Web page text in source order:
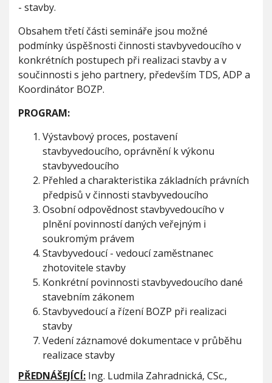
- stavby.
Obsahem třetí části semináře jsou možné
podmínky úspěšnosti činnosti stavbyvedoucího v
konkrétních postupech při realizaci stavby a v
součinnosti s jeho partnery, především TDS, ADP a
Koordinátor BOZP.
PROGRAM:
Výstavbový proces, postavení
stavbyvedoucího, oprávnění k výkonu
stavbyvedoucího
Přehled a charakteristika základních právních
předpisů v činnosti stavbyvedoucího
Osobní odpovědnost stavbyvedoucího v
plnění povinností daných veřejným i
soukromým právem
Stavbyvedoucí - vedoucí zaměstnanec
zhotovitele stavby
Konkrétní povinnosti stavbyvedoucího dané
stavebním zákonem
Stavbyvedoucí a řízení BOZP při realizaci
stavby
Vedení záznamové dokumentace v průběhu
realizace stavby
PŘEDNÁŠEJÍCÍ: Ing. Ludmila Zahradnická, CSc.,